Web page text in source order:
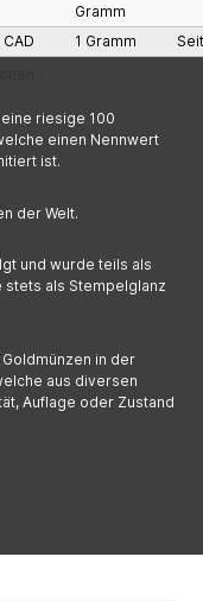
Gramm
1 Gramm
riesige 100
einen Nennwert
ist.
der Welt.
und wurde teils als
stets als Stempelglanz
in der
aus diversen
Auflage oder Zustand